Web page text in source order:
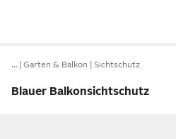
… Garten & Balkon Sichtschutz
Blauer Balkonsichtschutz